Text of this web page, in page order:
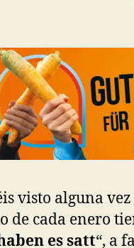
visto alguna
de cada enero
es satt“, a